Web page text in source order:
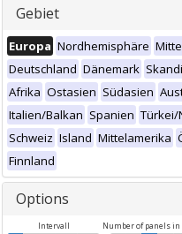
Gebiet
Europa Nordhemisphäre
Deutschland Dänemark
Afrika Ostasien Südasien
Italien/Balkan Spanien Türkei/
Schweiz Island Mittelamerika
Finnland
Options
Intervall Number of panels in